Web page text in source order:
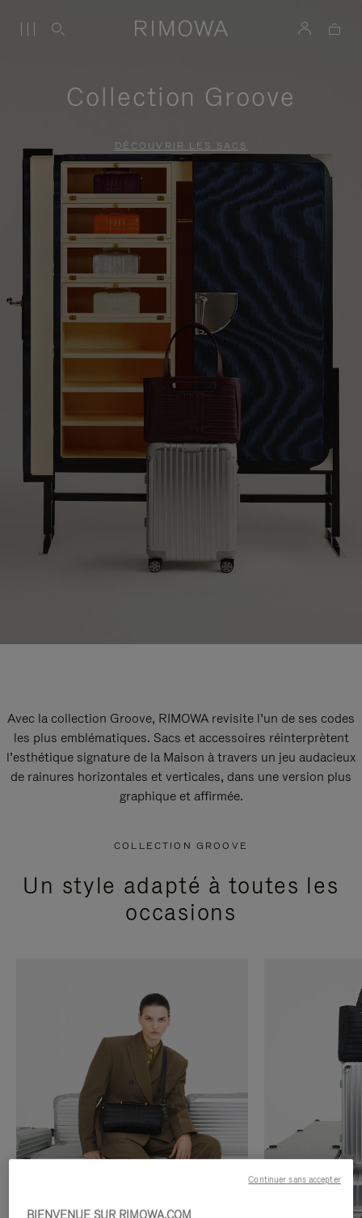
Collection Groove
DÉCOUVRIR LES SACS
Avec la collection Groove, RIMOWA revisite l’un de ses codes
les plus emblématiques. Sacs et accessoires réinterprètent
l’esthétique signature de la Maison à travers un jeu audacieux
de rainures horizontales et verticales, dans une version plus
graphique et affirmée.
COLLECTION GROOVE
Un style adapté à toutes les
occasions
BIENVENUE SUR RIMOWA.COM
Continuer sans accepter